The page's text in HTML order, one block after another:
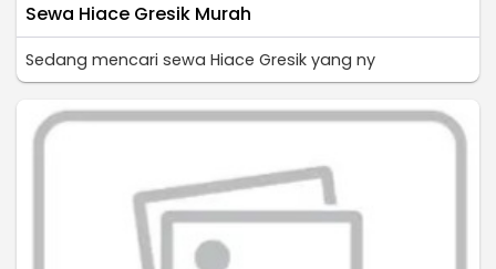
Sewa Hiace Gresik Murah
Sedang mencari sewa Hiace Gresik yang ny